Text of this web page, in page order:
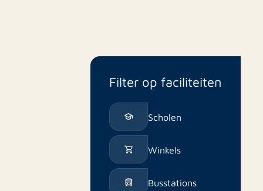
Filter op faciliteiten
Scholen
Winkels
Busstations